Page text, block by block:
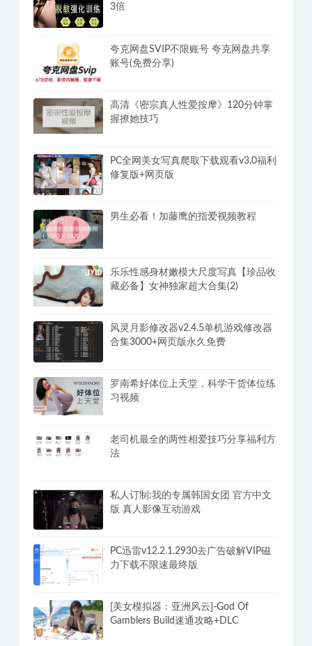
3倍
夸克网盘SVIP不限账号 夸克网盘共享
账号(免费分享)
高清《密宗真人性爱按摩》120分钟掌
握撩她技巧
PC全网美女写真爬取下载观看v3.0福利
修复版+网页版
男生必看！加藤鹰的指爱视频教程
乐乐性感身材嫩模大尺度写真【珍品收
藏必备】女神独家超大合集(2)
风灵月影修改器v2.4.5单机游戏修改器
合集3000+网页版永久免费
罗南希好体位上天堂，科学干货体位练
习视频
老司机最全的两性相爱技巧分享福利方
法
私人订制:我的专属韩国女团 官方中文
版 真人影像互动游戏
PC迅雷v12.2.1.2930去广告破解VIP磁
力下载不限速最终版
[美女模拟器：亚洲风云]-God Of
Gamblers Build速通攻略+DLC